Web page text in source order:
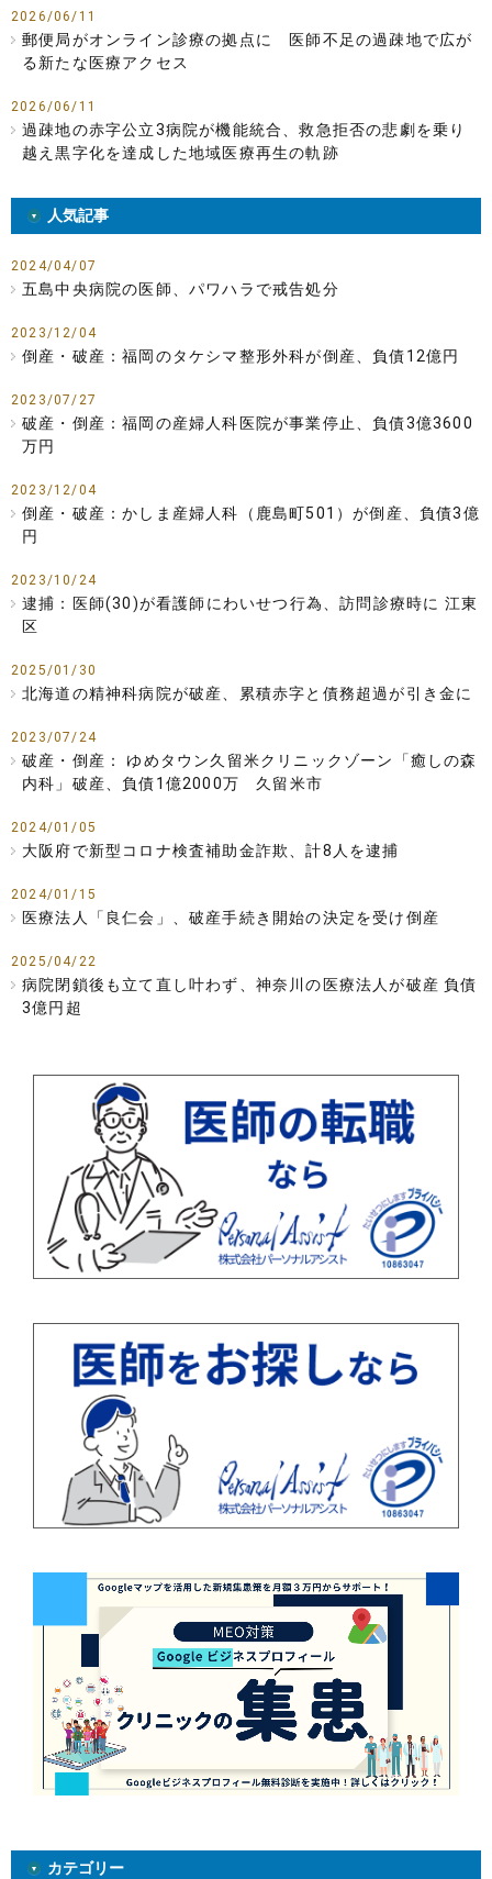
2026/06/11
郵便局がオンライン診療の拠点に 医師不足の過疎地で広が
る新たな医療アクセス
2026/06/11
過疎地の赤字公立3病院が機能統合、救急拒否の悲劇を乗り
越え黒字化を達成した地域医療再生の軌跡
人気記事
2024/04/07
五島中央病院の医師、パワハラで戒告処分
2023/12/04
倒産・破産：福岡のタケシマ整形外科が倒産、負債12億円
2023/07/27
破産・倒産：福岡の産婦人科医院が事業停止、負債3億3600
万円
2023/12/04
倒産・破産：かしま産婦人科（鹿島町501）が倒産、負債3億
円
2023/10/24
逮捕：医師(30)が看護師にわいせつ行為、訪問診療時に 江東
区
2025/01/30
北海道の精神科病院が破産、累積赤字と債務超過が引き金に
2023/07/24
破産・倒産： ゆめタウン久留米クリニックゾーン「癒しの森
内科」破産、負債1億2000万 久留米市
2024/01/05
大阪府で新型コロナ検査補助金詐欺、計8人を逮捕
2024/01/15
医療法人「良仁会」、破産手続き開始の決定を受け倒産
2025/04/22
病院閉鎖後も立て直し叶わず、神奈川の医療法人が破産 負債
3億円超
カテゴリー